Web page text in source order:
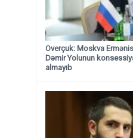
Overçuk: Moskva
Dəmir Yolunun
almayıb